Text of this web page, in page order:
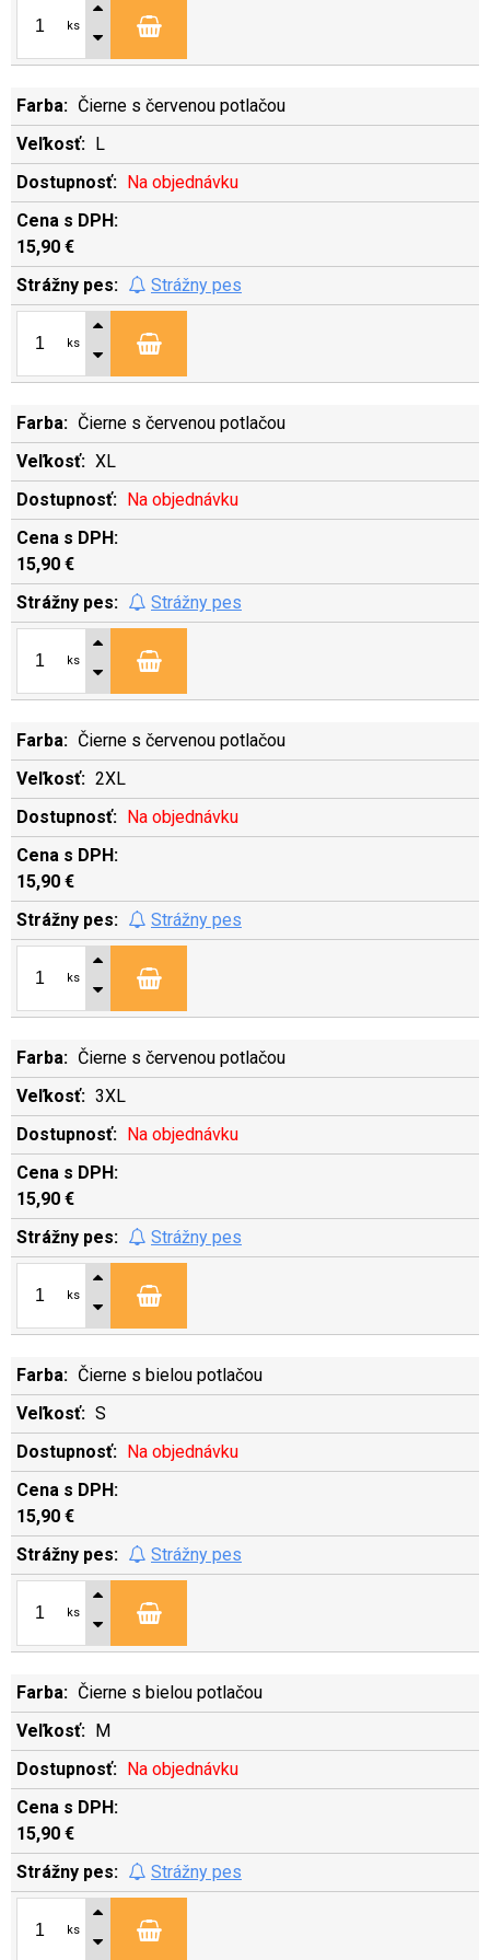
ks
Čierne s červenou potlačou
L
Na objednávku
15,90 €
Strážny pes
ks
Čierne s červenou potlačou
XL
Na objednávku
15,90 €
Strážny pes
ks
Čierne s červenou potlačou
2XL
Na objednávku
15,90 €
Strážny pes
ks
Čierne s červenou potlačou
3XL
Na objednávku
15,90 €
Strážny pes
ks
Čierne s bielou potlačou
S
Na objednávku
15,90 €
Strážny pes
ks
Čierne s bielou potlačou
M
Na objednávku
15,90 €
Strážny pes
ks